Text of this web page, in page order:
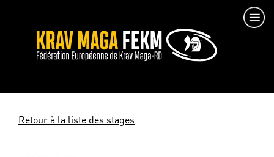
Retour à la liste des stages